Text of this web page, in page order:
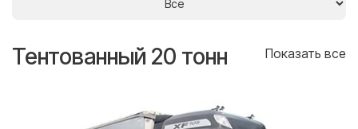
Тентованный 20 тонн Показать все